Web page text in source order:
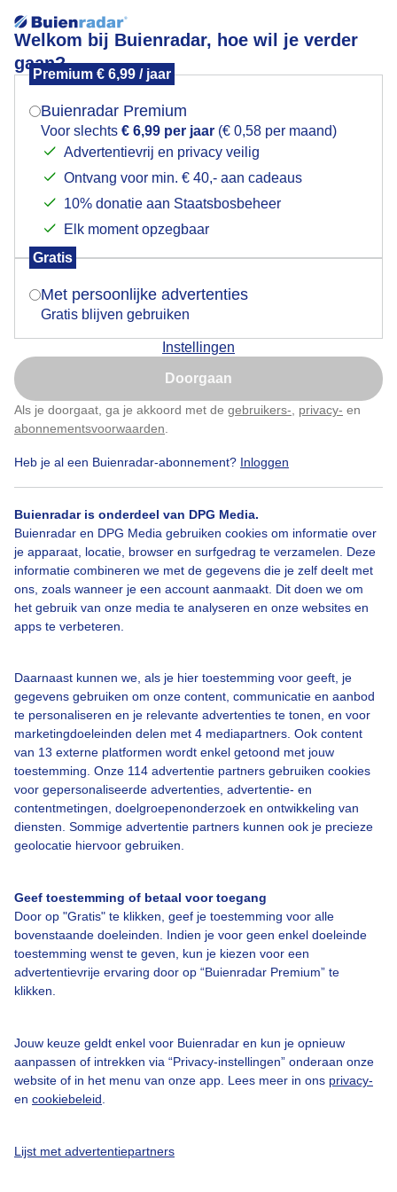
Welkom bij Buienradar, hoe wil je verder
gaan?
Premium € 6,99 / jaar
Buienradar Premium
Voor slechts € 6,99 per jaar (€ 0,58 per maand)
Advertentievrij en privacy veilig
Ontvang voor min. € 40,- aan cadeaus
10% donatie aan Staatsbosbeheer
Elk moment opzegbaar
Gratis
Met persoonlijke advertenties
Gratis blijven gebruiken
Instellingen
Doorgaan
Als je doorgaat, ga je akkoord met de gebruikers- privacy- en
abonnementsvoorwaarden
Heb je al een Buienradar-abonnement? Inloggen
Buienradar is onderdeel van DPG Media.
Buienradar en DPG Media gebruiken cookies om informatie over
je apparaat, locatie, browser en surfgedrag te verzamelen. Deze
informatie combineren we met de gegevens die je zelf deelt met
ons, zoals wanneer je een account aanmaakt. Dit doen we om
het gebruik van onze media te analyseren en onze websites en
apps te verbeteren.
Daarnaast kunnen we, als je hier toestemming voor geeft, je
gegevens gebruiken om onze content, communicatie en aanbod
te personaliseren en je relevante advertenties te tonen, en voor
marketingdoeleinden delen met 4 mediapartners. Ook content
van 13 externe platformen wordt enkel getoond met jouw
toestemming. Onze 114 advertentie partners gebruiken cookies
voor gepersonaliseerde advertenties, advertentie- en
contentmetingen, doelgroepenonderzoek en ontwikkeling van
diensten. Sommige advertentie partners kunnen ook je precieze
geolocatie hiervoor gebruiken.
Geef toestemming of betaal voor toegang
Door op "Gratis" te klikken, geef je toestemming voor alle
bovenstaande doeleinden. Indien je voor geen enkel doeleinde
toestemming wenst te geven, kun je kiezen voor een
advertentievrije ervaring door op “Buienradar Premium” te
klikken.
Jouw keuze geldt enkel voor Buienradar en kun je opnieuw
aanpassen of intrekken via “Privacy-instellingen” onderaan onze
website of in het menu van onze app. Lees meer in ons privacy-
en cookiebeleid
Lijst met advertentiepartners
kring om de zon in Krommenie
Door: Nico
Bekijk slideshow
Over Buienradar
Bedrijfsgegevens
Veelgestelde vragen
Toegankelijkheid
Gebruikersvoorwaarden
Adverteren
Cookie beleid
Privacy instellingen
Mogen we je locatie gebruiken voor het
Indien je hier nog geen akkoord op hebt gegeven,
verschijnt er zo een pop-up uit je browser waarin
Is goed, toon de popup
Nu niet, misschien later
Klik hierom dit aan te passen